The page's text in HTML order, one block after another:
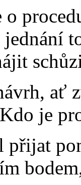
ať
je
přijat